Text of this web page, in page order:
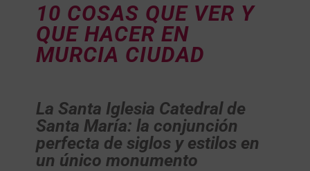
10 COSAS QUE VER Y
QUE HACER EN
MURCIA CIUDAD
La Santa Iglesia Catedral de
Santa María: la conjunción
perfecta de siglos y estilos en
un único monumento